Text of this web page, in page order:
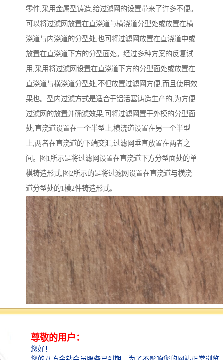
零件,采用金属型铸造,给过滤网的设置带来了许多不便。
可以将过滤网放置在直浇道与横浇道分型处或放置在横
浇道与内浇道的分型处,也可将过滤网放置在直浇道中或
放置在直浇道下方的分型面处。经过多种方案的反复试
用,采用将过滤网设置在直浇道下方的分型面处或放置在
直浇道与横浇道分型处,不但放置过滤网方便,而且使用效
果也。型内过滤方式是适合于铝活塞铸造生产的,为方便
过滤网的放置并确滤效果,可将过滤网置于外模的分型面
处,直浇道设置在一个半型上,横浇道设置在另一个半型
上,两者在直浇道的下端交汇,过滤网垂直放置在两者之
间。图1所示是将过滤网设置在直浇道下方分型面处的单
模铸造形式,图2所示的是将过滤网设置在直浇道与横浇
道分型处的1模2件铸造形式。